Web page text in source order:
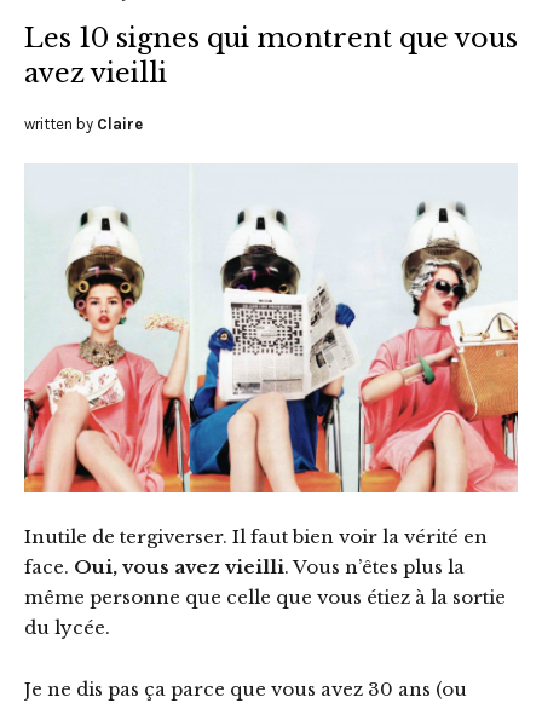
Les 10 signes qui montrent que vous
avez vieilli
written by Claire
Inutile de tergiverser. Il faut bien voir la vérité en
face. Oui, vous avez vieilli. Vous n’êtes plus la
même personne que celle que vous étiez à la sortie
du lycée.
Je ne dis pas ça parce que vous avez 30 ans (ou